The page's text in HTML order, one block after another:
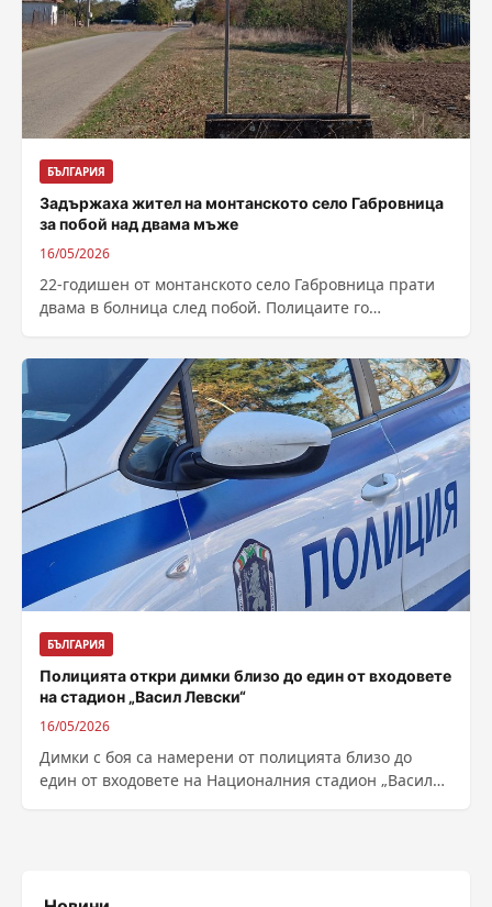
БЪЛГАРИЯ
Задържаха жител на монтанското село Габровница
за побой над двама мъже
16/05/2026
22-годишен от монтанското село Габровница прати
двама в болница след побой. Полицаите го
БЪЛГАРИЯ
Полицията откри димки близо до един от входовете
на стадион „Васил Левски“
16/05/2026
Димки с боя са намерени от полицията близо до
един от входовете на Националния стадион „Васил